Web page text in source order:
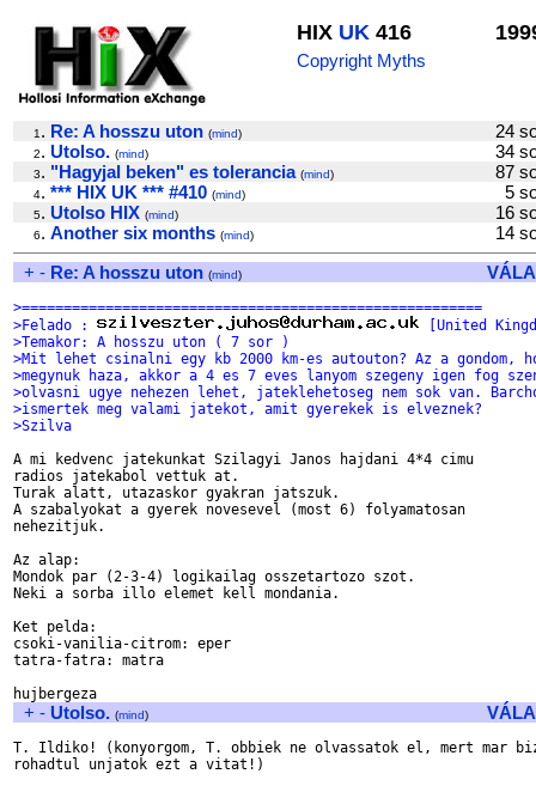
HIX UK 416
Copyright Myths
1 . Re: A hosszu uton (mind) 24
2. Utolso. (mind) 34
3. "Hagyjal beken" es tolerancia (mind) 87
4. *** HIX UK *** #410 (mind) 5
5. Utolso HIX (mind) 16
6. Another six months (mind)
14
+ - Re: A hosszu uton (mind)
>=======================================================
>Felado :
[United
>Temakor: A hosszu uton ( 7 sor )
>Mit lehet csinalni egy kb 2000 km-es autouton? Az a gondom,
>megynuk haza, akkor a 4 es 7 eves lanyom szegeny igen fog
>olvasni ugye nehezen lehet, jateklehetoseg nem sok van.
>ismertek meg valami jatekot, amit gyerekek is elveznek?
>Szilva
A mi kedvenc jatekunkat Szilagyi Janos hajdani 4*4 cimu
radios jatekabol vettuk at.
Turak alatt, utazaskor gyakran jatszuk.
A szabalyokat a gyerek novesevel (most 6) folyamatosan
nehezitjuk.
Az alap:
Mondok par (2-3-4) logikailag osszetartozo szot.
Neki a sorba illo elemet kell mondania.
Ket pelda:
csoki-vanilia-citrom: eper
tatra-fatra: matra
+ - Utolso. (mind)
T. Ildiko! (konyorgom, T. obbiek ne olvassatok el, mert mar
rohadtul unjatok ezt a vitat!)